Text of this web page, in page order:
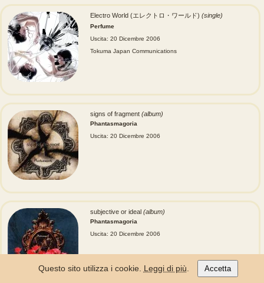
Questo sito utilizza i cookie. Leggi di più Accetta
Electro World (エレクトロ・ワールド) (single)
Perfume
Uscita: 20 Dicembre 2006
Tokuma Japan Communications
signs of fragment (album)
Phantasmagoria
Uscita: 20 Dicembre 2006
subjective or ideal (album)
Phantasmagoria
Uscita: 20 Dicembre 2006